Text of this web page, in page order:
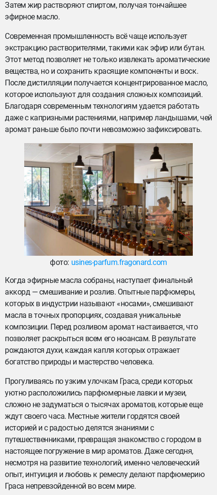
Затем жир растворяют спиртом, получая тончайшее
эфирное масло.
Современная промышленность всё чаще использует
экстракцию растворителями, такими как эфир или бутан.
Этот метод позволяет не только извлекать ароматические
вещества, но и сохранить красящие компоненты и воск.
После дистилляции получается концентрированное масло,
которое используют для создания сложных композиций.
Благодаря современным технологиям удается работать
даже с капризными растениями, например ландышами, чей
аромат раньше было почти невозможно зафиксировать.
фото: usines-parfum.fragonard.com
Когда эфирные масла собраны, наступает финальный
аккорд — смешивание и розлив. Опытные парфюмеры,
которых в индустрии называют «носами», смешивают
масла в точных пропорциях, создавая уникальные
композиции. Перед розливом аромат настаивается, что
позволяет раскрыться всем его нюансам. В результате
рождаются духи, каждая капля которых отражает
богатство природы и мастерство человека.
Прогуливаясь по узким улочкам Граса, среди которых
уютно расположились парфюмерные лавки и музеи,
сложно не задуматься о тысячах ароматов, которые еще
ждут своего часа. Местные жители гордятся своей
историей и с радостью делятся знаниями с
путешественниками, превращая знакомство с городом в
настоящее погружение в мир ароматов. Даже сегодня,
несмотря на развитие технологий, именно человеческий
опыт, интуиция и любовь к ремеслу делают парфюмерию
Граса непревзойденной во всем мире.